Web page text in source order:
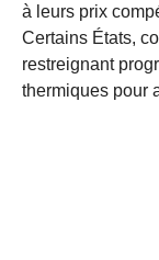
à leurs prix
Certains États,
restreignant
thermiques pour